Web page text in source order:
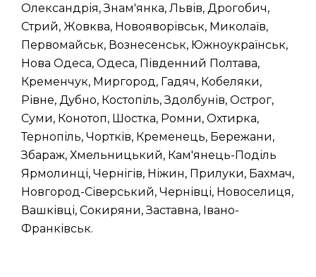
Олександрія, Знам'янка, Львів, Дрогобич,
Стрий, Жовква, Новояворівськ, Миколаїв,
Первомайськ, Вознесенськ, Южноукраїнськ,
Нова Одеса, Одеса, Південний Полтава,
Кременчук, Миргород, Гадяч, Кобеляки,
Рівне, Дубно, Костопіль, Здолбунів, Острог,
Суми, Конотоп, Шостка, Ромни, Охтирка,
Тернопіль, Чортків, Кременець, Бережани,
Збараж, Хмельницький, Кам'янець-Поділь
Ярмолинці, Чернігів, Ніжин, Прилуки, Бахмач,
Новгород-Сіверський, Чернівці, Новоселиця,
Вашківці, Сокиряни, Заставна, Івано-
Франківськ.